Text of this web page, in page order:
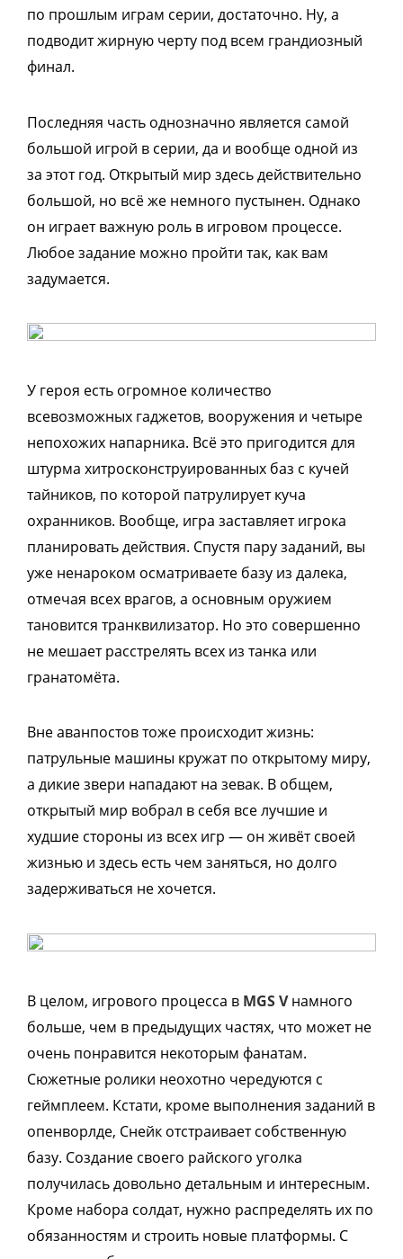
по прошлым играм серии, достаточно. Ну, а
подводит жирную черту под всем грандиозный
финал.
Последняя часть однозначно является самой
большой игрой в серии, да и вообще одной из
за этот год. Открытый мир здесь действительно
большой, но всё же немного пустынен. Однако
он играет важную роль в игровом процессе.
Любое задание можно пройти так, как вам
задумается.
У героя есть огромное количество
всевозможных гаджетов, вооружения и четыре
непохожих напарника. Всё это пригодится для
штурма хитросконструированных баз с кучей
тайников, по которой патрулирует куча
охранников. Вообще, игра заставляет игрока
планировать действия. Спустя пару заданий, вы
уже ненароком осматриваете базу из далека,
отмечая всех врагов, а основным оружием
тановится транквилизатор. Но это совершенно
не мешает расстрелять всех из танка или
гранатомёта.
Вне аванпостов тоже происходит жизнь:
патрульные машины кружат по открытому миру,
а дикие звери нападают на зевак. В общем,
открытый мир вобрал в себя все лучшие и
худшие стороны из всех игр — он живёт своей
жизнью и здесь есть чем заняться, но долго
задерживаться не хочется.
В целом, игрового процесса в MGS Vнамного
больше, чем в предыдущих частях, что может не
очень понравится некоторым фанатам.
Сюжетные ролики неохотно чередуются с
геймплеем. Кстати, кроме выполнения заданий в
опенворлде, Снейк отстраивает собственную
базу. Создание своего райского уголка
получилась довольно детальным и интересным.
Кроме набора солдат, нужно распределять их по
обязанностям и строить новые платформы. С